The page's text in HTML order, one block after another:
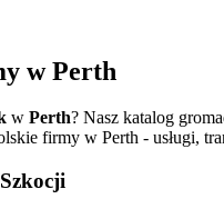
wPerth
w Perth? Nasz katalog
firmy w Perth - usługi,